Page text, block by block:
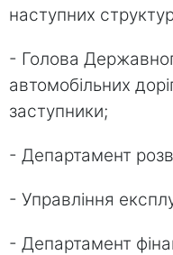
наступних
- Голова
автомобільних
заступники;
- Департамент
- Управління
- Департамент